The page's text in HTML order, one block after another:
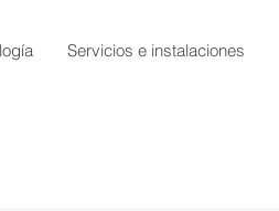
Servicios e instalaciones